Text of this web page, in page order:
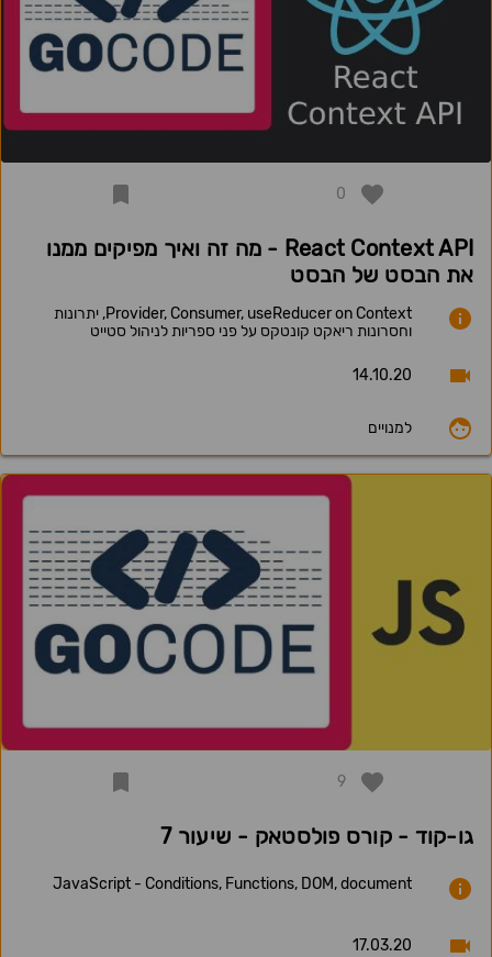
0
React Context API - מה זה ואיך מפיקים ממנו
את הבסט של הבסט
Provider, Consumer, useReducer on Context, יתרונות
וחסרונות ריאקט קונטקס על פני ספריות לניהול סטייט
14.10.20
למנויים
9
גו-קוד - קורס פולסטאק - שיעור 7
JavaScript - Conditions, Functions, DOM, document
17.03.20